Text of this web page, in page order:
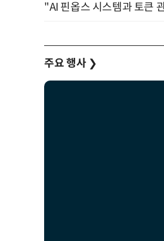
"AI 핀옵스 시스템과 토큰
주요 행사 ❯